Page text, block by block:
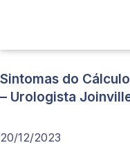
o
conteúdo
Sintomas do
– Urologista
20/12/2023